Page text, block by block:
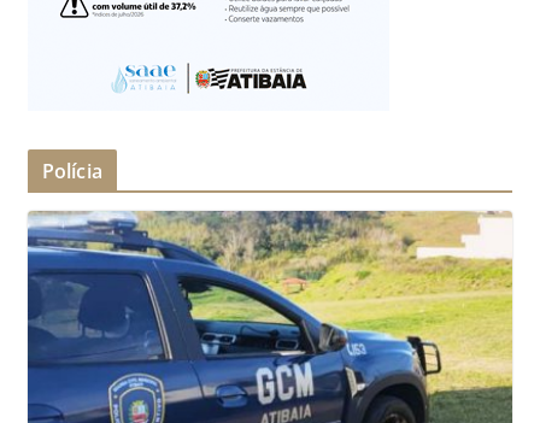
Polícia